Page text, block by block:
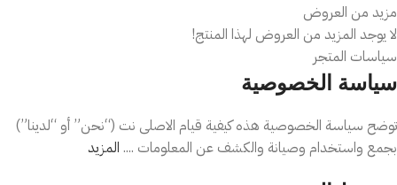
المقدمة:التوت الأحمر والفواكه المنعشة.
القلب:الزهور البيضاء والياسمين الرقيق.
القاعدة:المسك الناعم والفانيليا الخفيفة.
📦 محتويات العبوة
مزيد من العروض
لا يوجد المزيد من العروض لهذا المنتج!
سياسات المتجر
سياسة الخصوصية
توضح سياسة الخصوصية هذه كيفية قيام الاصلى نت (“نحن” أو “لدينا”)
بجمع واستخدام وصيانة والكشف عن المعلومات .... المزيد